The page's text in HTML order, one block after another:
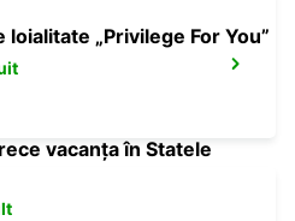
loialitate „Privilege For You”
vacanța în Statele